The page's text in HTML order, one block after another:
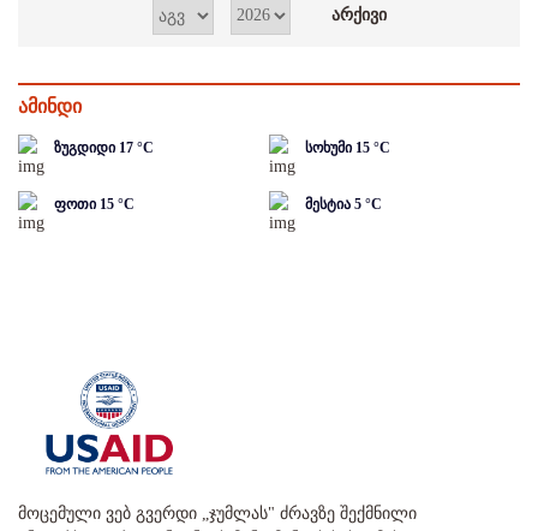
ამინდი
ზუგდიდი 17 °C სოხუმი 15 °C
ფოთი 15 °C მესტია 5 °C
მოცემული ვებ გვერდი „ჯუმლას" ძრავზე შექმნილი